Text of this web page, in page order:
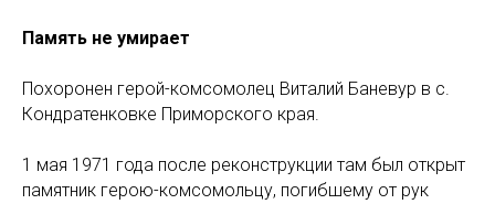
Память не умирает
Похоронен герой-комсомолец Виталий Баневур в с.
Кондратенковке Приморского края.
1 мая 1971 года после реконструкции там был открыт
памятник герою-комсомольцу, погибшему от рук